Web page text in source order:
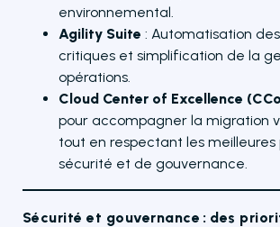
environnemental.
Agility Suite : Automatisation
critiques et simplification de la
opérations.
Cloud Center of Excellence
pour accompagner la migration
tout en respectant les meilleures
sécurité et de gouvernance.
Sécurité et gouvernance : des